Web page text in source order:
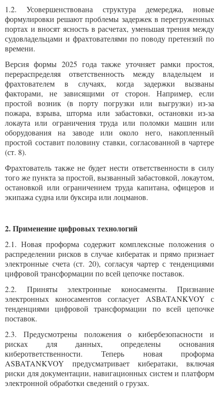
1.2. Усовершенствована структура демереджа, новые
формулировки решают проблемы задержек в перегруженных
портах и вносят ​​ясность в расчетах, уменьшая трения между
судовладельцами и фрахтователями по поводу претензий по
времени.
Версия формы 2025 года также уточняет рамки простоя,
перераспределяя ответственность между владельцем и
фрахтователем в случаях, когда задержки вызваны
факторами, не зависящими от сторон. Например, если
простой возник (в порту погрузки или выгрузки) из-за
пожара, взрыва, шторма или забастовки, остановки из-за
локаута или ограничения труда или поломки машин или
оборудования на заводе или около него, накопленный
простой составит половину ставки, согласованной в чартере
(ст. 8).
Фрахтователь также не будет нести ответственности в силу
того же пункта за простой, вызванный забастовкой, локаутом,
остановкой или ограничением труда капитана, офицеров и
экипажа судна или буксира или лоцманов.
2. Применение цифровых технологий
2.1. Новая проформа содержит комплексные положения о
распределении рисков в случае кибератак и прямо признает
электронные счета (ст. 20), согласуя чартер с тенденциями
цифровой трансформации по всей цепочке поставок.
2.2. Приняты электронные коносаменты. Признание
электронных коносаментов согласует ASBATANKVOY с
тенденциями цифровой трансформации по всей цепочке
поставок.
2.3. Предусмотрены положения о кибербезопасности и
рисках для данных, определены основания
киберответственности. Теперь новая проформа
ASBATANKVOY предусматривает кибератаки, включая
риски для документации, навигационных систем и платформ
электронной обработки сведений о грузах.